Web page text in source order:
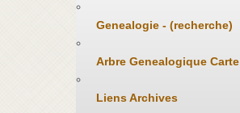
Genealogie - (recherche)
Arbre Genealogique Carte
Liens Archives